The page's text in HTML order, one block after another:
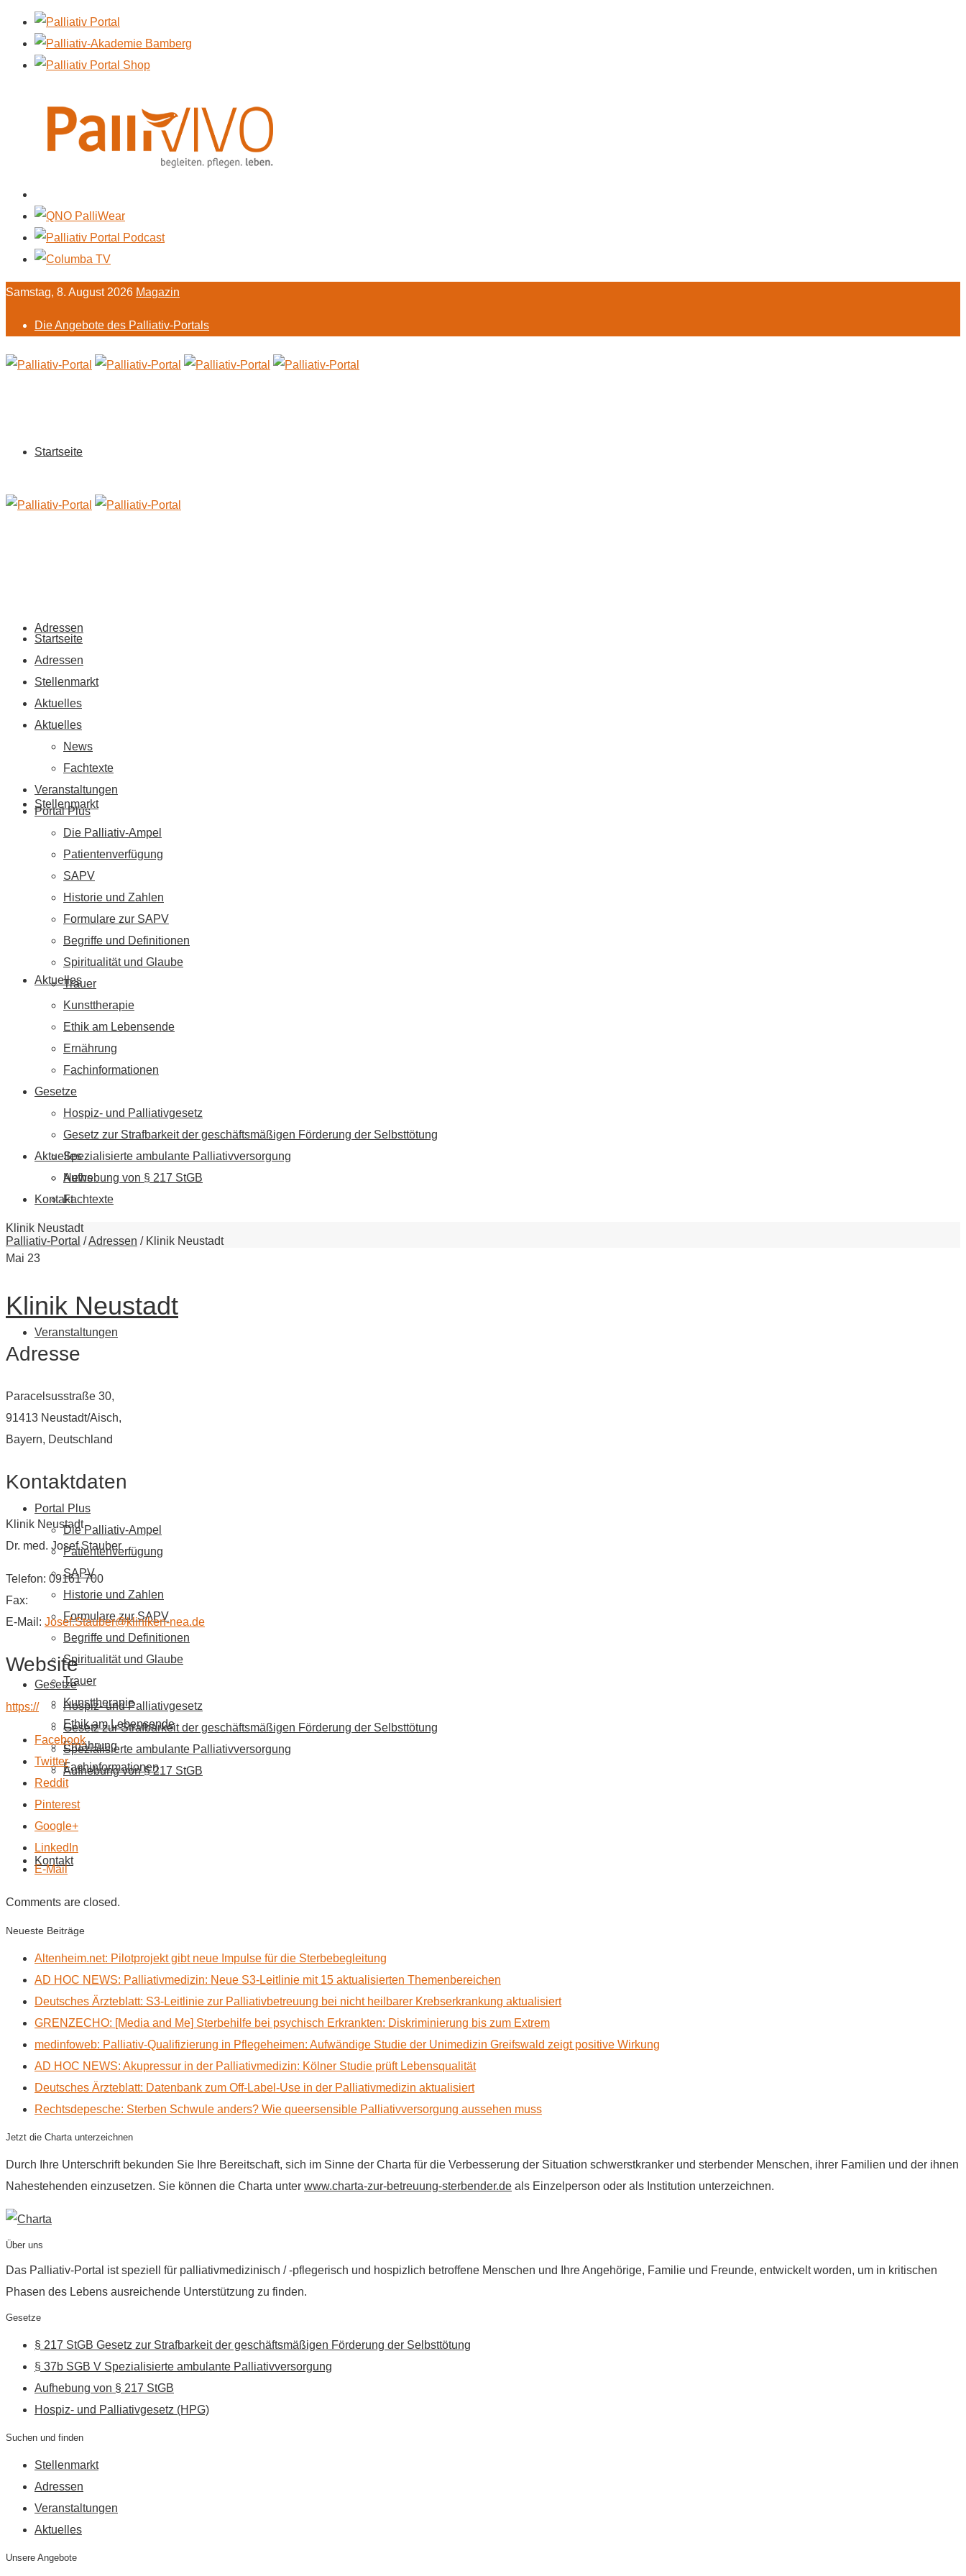
Samstag, 8. August 2026 Magazin
Die Angebote des Palliativ-Portals
Startseite
Adressen
Stellenmarkt
Aktuelles
Aktuelles
News
Fachtexte
Veranstaltungen
Portal Plus
Die Palliativ-Ampel
Patientenverfügung
SAPV
Historie und Zahlen
Formulare zur SAPV
Begriffe und Definitionen
Spiritualität und Glaube
Trauer
Kunsttherapie
Ethik am Lebensende
Ernährung
Fachinformationen
Gesetze
Hospiz- und Palliativgesetz
Gesetz zur Strafbarkeit der geschäftsmäßigen Förderung der Selbsttötung
Spezialisierte ambulante Palliativversorgung
Aufhebung von § 217 StGB
Kontakt
Startseite
Adressen
Stellenmarkt
Aktuelles
Aktuelles
News
Fachtexte
Veranstaltungen
Portal Plus
Die Palliativ-Ampel
Patientenverfügung
SAPV
Historie und Zahlen
Formulare zur SAPV
Begriffe und Definitionen
Spiritualität und Glaube
Trauer
Kunsttherapie
Ethik am Lebensende
Ernährung
Fachinformationen
Gesetze
Hospiz- und Palliativgesetz
Gesetz zur Strafbarkeit der geschäftsmäßigen Förderung der Selbsttötung
Spezialisierte ambulante Palliativversorgung
Aufhebung von § 217 StGB
Kontakt
Klinik Neustadt
Palliativ-Portal /Adressen / Klinik Neustadt
Mai 23
Klinik Neustadt
Adresse
Paracelsusstraße 30,
91413 Neustadt/Aisch,
Bayern, Deutschland
Kontaktdaten
Klinik Neustadt
Dr. med. Josef Stauber
Telefon: 09161 700
Fax:
E-Mail: Josef.Stauber@kliniken-nea.de
Website
https://
Facebook
Twitter
Reddit
Pinterest
Google+
LinkedIn
E-Mail
Comments are closed.
Neueste Beiträge
Altenheim.net: Pilotprojekt gibt neue Impulse für die Sterbebegleitung
AD HOC NEWS: Palliativmedizin: Neue S3-Leitlinie mit 15 aktualisierten Themenbereichen
Deutsches Ärzteblatt: S3-Leitlinie zur Palliativbetreuung bei nicht heilbarer Krebserkrankung aktualisiert
GRENZECHO: [Media and Me] Sterbehilfe bei psychisch Erkrankten: Diskriminierung bis zum Extrem
medinfoweb: Palliativ-Qualifizierung in Pflegeheimen: Aufwändige Studie der Unimedizin Greifswald zeigt positive Wirkung
AD HOC NEWS: Akupressur in der Palliativmedizin: Kölner Studie prüft Lebensqualität
Deutsches Ärzteblatt: Datenbank zum Off-Label-Use in der Palliativmedizin aktualisiert
Rechtsdepesche: Sterben Schwule anders? Wie queersensible Palliativversorgung aussehen muss
Jetzt die Charta unterzeichnen
Durch Ihre Unterschrift bekunden Sie Ihre Bereitschaft, sich im Sinne der Charta für die Verbesserung der Situation schwerstkranker und sterbender Menschen, ihrer Familien und der ihnen
Nahestehenden einzusetzen. Sie können die Charta unter www.charta-zur-betreuung-sterbender.de als Einzelperson oder als Institution unterzeichnen.
Über uns
Das Palliativ-Portal ist speziell für palliativmedizinisch / -pflegerisch und hospizlich betroffene Menschen und Ihre Angehörige, Familie und Freunde, entwickelt worden, um in kritischen
Phasen des Lebens ausreichende Unterstützung zu finden.
Gesetze
§ 217 StGB Gesetz zur Strafbarkeit der geschäftsmäßigen Förderung der Selbsttötung
§ 37b SGB V Spezialisierte ambulante Palliativversorgung
Aufhebung von § 217 StGB
Hospiz- und Palliativgesetz (HPG)
Suchen und finden
Stellenmarkt
Adressen
Veranstaltungen
Aktuelles
Unsere Angebote